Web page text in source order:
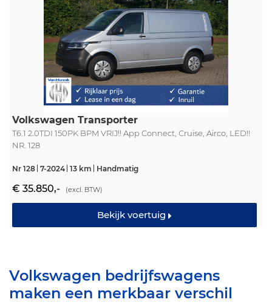
Volkswagen Transporter
T6.1 2.0TDI 150PK BPM VRIJ!! App Connect, Cruise, Airco, LED!!
NR. 128
Nr 128 7-2024 13 km Handmatig
€ 35.850,- (excl. BTW)
Bekijk voertuig
Volkswagen bedrijfswagens
maken een merkbaar verschil